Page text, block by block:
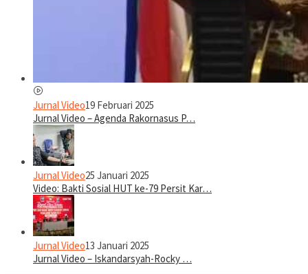
Jurnal Video19 Februari 2025
Jurnal Video – Agenda Rakornasus P…
Jurnal Video25 Januari 2025
Video: Bakti Sosial HUT ke-79 Persit Kar…
Jurnal Video13 Januari 2025
Jurnal Video – Iskandarsyah-Rocky …